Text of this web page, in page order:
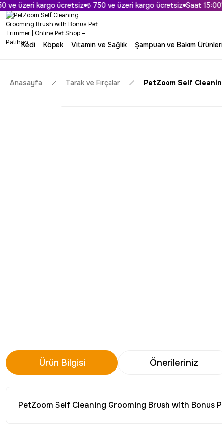
üzeri kargo ücretsiz ₺ 750 ve üzeri kargo ücretsiz Saat 15:00'a
Kedi Köpek Vitamin ve Sağlık Şampuan ve Bakım Ürünleri
Anasayfa Tarak ve Fırçalar PetZoom Self
Ürün Bilgisi Önerileriniz
PetZoom Self Cleaning Grooming Brush with Bonus